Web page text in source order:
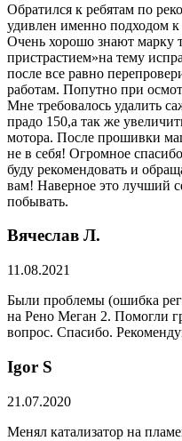
Обратился к ребятам по
удивлен именно подходом к
Очень хорошо знают марку
пристрастием»на тему
после все равно
работам. Попутно при
Мне требовалось удалить
прадо 150,а так же
мотора. После прошивки
не в себя! Огромное
буду рекомендовать и
вам! Наверное это лучший
побывать.
Вячеслав Л.
11.08.2021
Были проблемы (ошибка
на Рено Меган 2. Помогли
вопрос. Спасибо.
​Igor S
21.07.2020
Менял катализатор на